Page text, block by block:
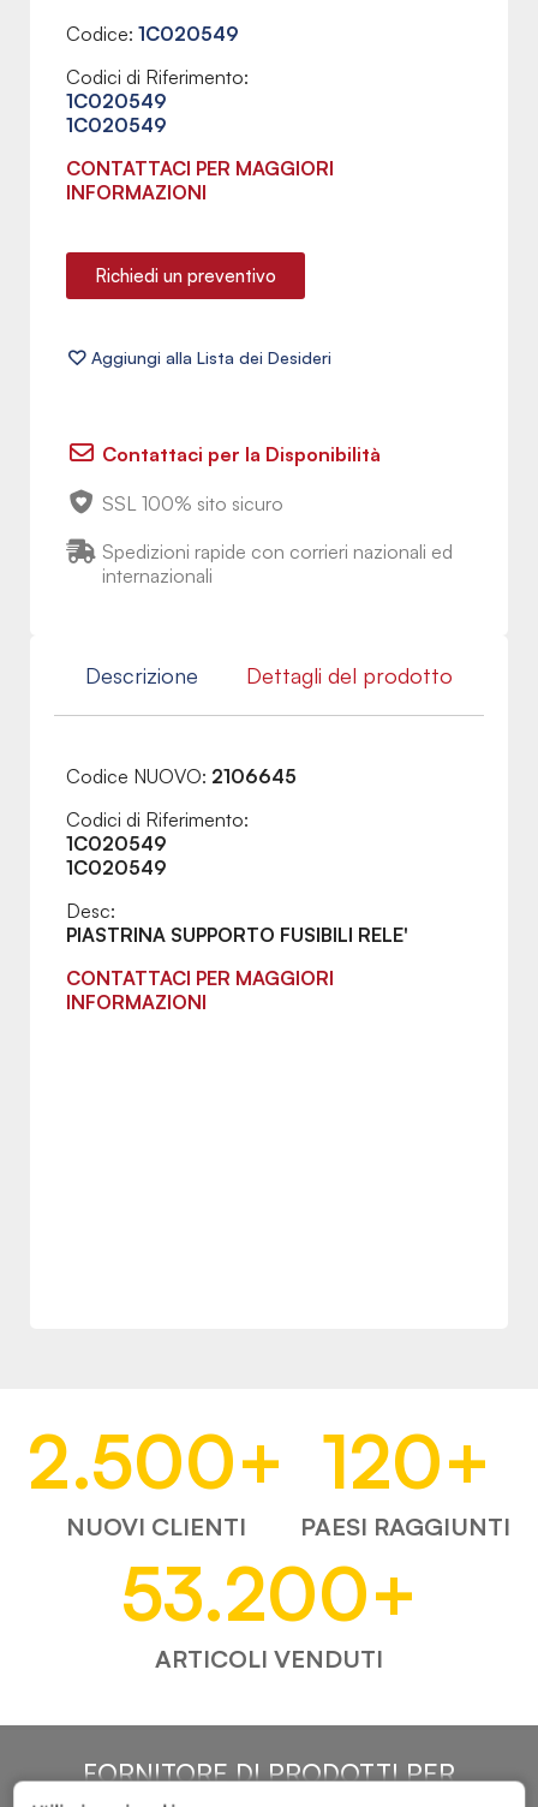
Codice: 1C020549
Codici di Riferimento:
1C020549
1C020549
CONTATTACI PER MAGGIORI
INFORMAZIONI
Richiedi un preventivo
Contattaci per la Disponibilità
SSL 100% sito sicuro
Spedizioni rapide con corrieri nazionali ed
internazionali
Descrizione Dettagli del prodotto
Codice NUOVO: 2106645
Codici di Riferimento:
1C020549
1C020549
Desc:
PIASTRINA SUPPORTO FUSIBILI RELE'
CONTATTACI PER MAGGIORI
INFORMAZIONI
2.500+
NUOVI CLIENTI
120+
PAESI RAGGIUNTI
53.200+
ARTICOLI VENDUTI
FORNITORE DI PRODOTTI PER